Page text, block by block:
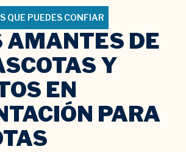
QUE PUEDES CONFIAR
AMANTES DE
Y
EN
PARA